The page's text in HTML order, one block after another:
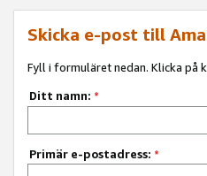
Skicka e-post till
Fyll i formuläret nedan. Klicka på
Ditt namn: *
Primär e-postadress: *